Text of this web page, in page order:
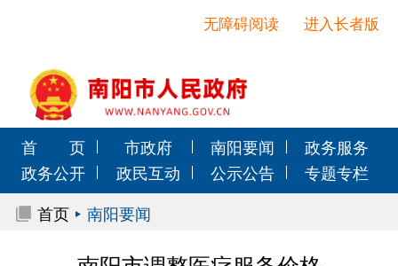
进入长者版
无障碍阅读
首 页 市政府 南阳要闻
政务服务
政务公开
政民互动 公示公告
专题专栏
首页
南阳要闻